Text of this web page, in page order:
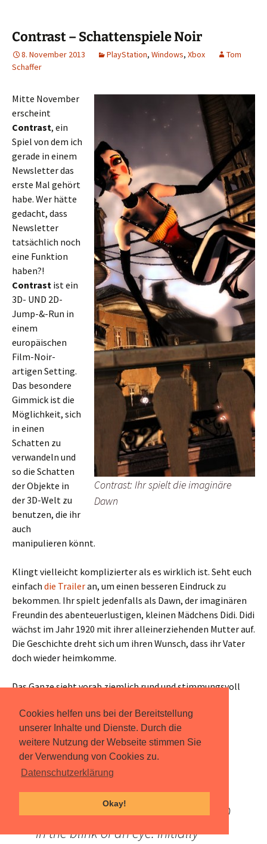
Cookies helfen uns bei der Bereitstellung
unserer Inhalte und Dienste. Durch die
weitere Nutzung der Webseite stimmen Sie
der Verwendung von Cookies zu.
Datenschutzerklärung
Okay!
Contrast – Schattenspiele Noir
8. November 2013 PlayStation, Windows, Xbox
Tom
Schaffer
Contrast: Ihr spielt die imaginäre
Dawn
Mitte November
erscheint
Contrast, ein
Spiel von dem ich
gerade in einem
Newsletter das
erste Mal gehört
habe. Wer hätte
gedacht, dass
Newsletter
tatsächlich noch
eine Funktion
haben?!
Contrast ist ein
3D- UND 2D-
Jump-&-Run in
einem
europäischen
Film-Noir-
artigen Setting.
Das besondere
Gimmick ist die
Möglichkeit, sich
in einen
Schatten zu
verwandeln und
so die Schatten
der Objekte in
der 3D-Welt zu
benutzen, die ihr
auch
manipulieren könnt.
Klingt vielleicht komplizierter als es wirklich ist. Seht euch
einfach die Traileran, um einen besseren Eindruck zu
bekommen. Ihr spielt jedenfalls als Dawn, der imaginären
Freundin des abenteuerlustigen, kleinen Mädchens Didi. Didi
wächst im Jahr 1920 mit ihrer alleinerziehenden Mutter auf.
Die Geschichte dreht sich um ihren Wunsch, dass ihr Vater
doch wieder heimkomme.
Das Ganze sieht vorab ziemlich rund und stimmungsvoll
Playstation spielen können.
CONTRAST is a charming 2D/3D
puzzle platformer where you can
shift from a fantastic 3D world to a
mysterious shadowy universe in 2D
in the blink of an eye. Initially